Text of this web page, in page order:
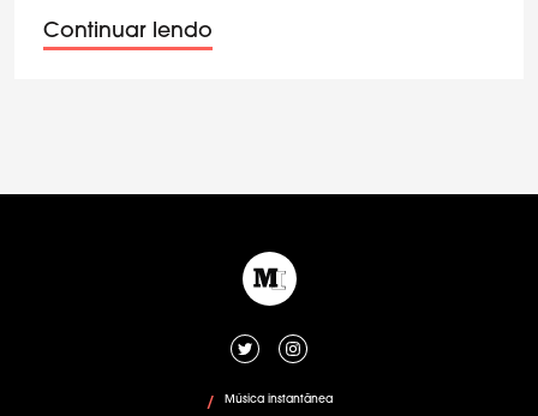
Continuar lendo
/ Música instantânea